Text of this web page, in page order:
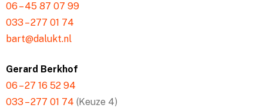
06 – 45 87 07 99
033 – 277 01 74
bart@dalukt.nl
Gerard Berkhof
06 – 27 16 52 94
033 – 277 01 74 (Keuze 4)